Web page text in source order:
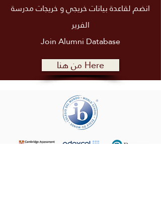
انضم لقاعدة بيانات خريجي و خريجات مدرسة
الفرير
Join AlumniDatabase
من هنا Here